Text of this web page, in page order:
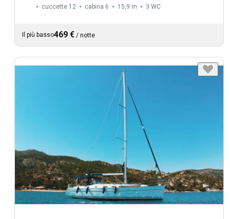
cuccette 12 cabina 6 15,9 m 3 WC
Il più basso469 € / notte